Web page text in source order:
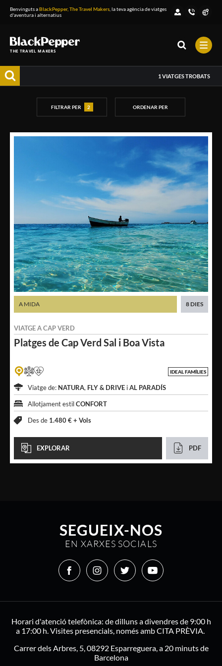
Benvinguts aBlackPepper, The Travel Makers , la teva agència de viatges
d'aventura i alternatius
THE TRAVEL MAKERS
1 VIATGES TROBATS
FILTRAR PER 2 ORDENAR PER
Platges de Cap Verd Sal i Boa Vista
VIATGE ACAP VERD
A MIDA 8 DIES
IDEAL FAMÍLIES
Viatge de: NATURA, FLY & DRIVE iAL PARADÍS
Allotjament estilCONFORT
Des de 1.480 € + Vols
EXPLORAR PDF
SEGUEIX-NOS
EN XARXES SOCIALS
Horari d'atenció telefònica: de dilluns a divendres de 9:00 h
a 17:00 h. Visites presencials, només amb CITA PRÈVIA.
Carrer dels Arbres, 5, 08292 Esparreguera, a 20 minuts de
Barcelona